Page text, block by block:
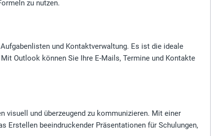
zu nutzen.
und Kontaktverwaltung. Es ist die ideale
Outlook können Sie Ihre E-Mails, Termine und Kontakte
visuell und überzeugend zu kommunizieren. Mit einer
Erstellen beeindruckender Präsentationen für Schulungen,